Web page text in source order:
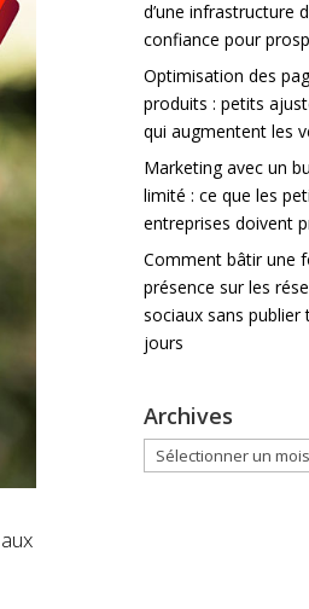
d’une infrastructure
confiance pour
Optimisation des
produits : petits
qui augmentent les
Marketing avec un
limité : ce que les
entreprises doivent
Comment bâtir une
présence sur les
sociaux sans publier
jours
Archives
Archives